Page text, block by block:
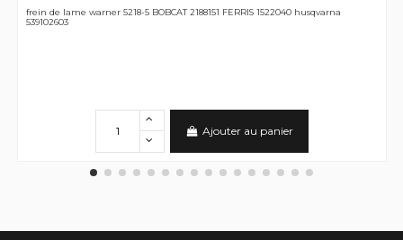
frein de lame warner 5218-5 BOBCAT 2188151 FERRIS 1522040 husqvarna
539102603
Ajouter au panier